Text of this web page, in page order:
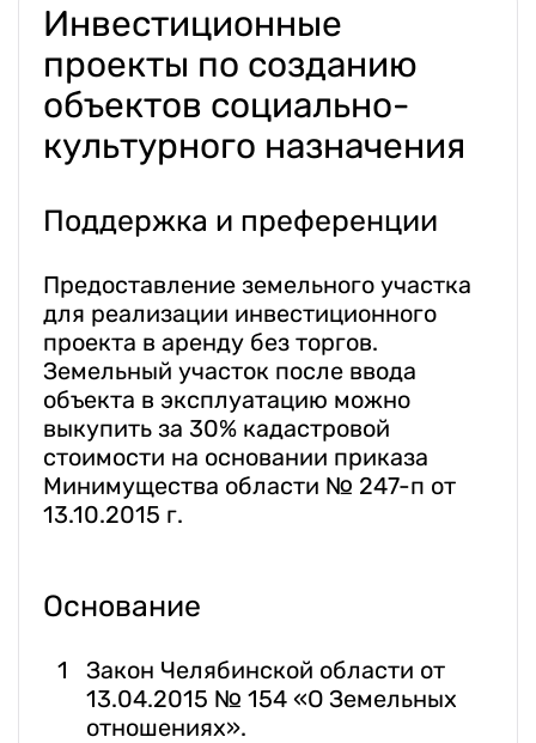
Инвестиционные
проекты по созданию
объектов социально-
культурного назначения
Поддержка и преференции
Предоставление земельного участка
для реализации инвестиционного
проекта в аренду без торгов.
Земельный участок после ввода
объекта в эксплуатацию можно
выкупить за 30% кадастровой
стоимости на основании приказа
Минимущества области № 247-п от
13.10.2015 г.
Основание
Закон Челябинской области от
13.04.2015 № 154 «О Земельных
отношениях».